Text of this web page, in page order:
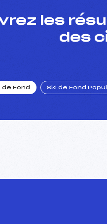
les
des
de Fond Ski de Fond